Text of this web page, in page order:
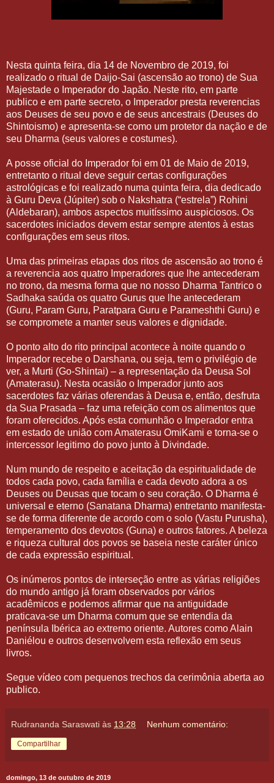
Nesta quinta feira, dia 14 de Novembro de 2019, foi
realizado o ritual de Daijo-Sai (ascensão ao trono) de Sua
Majestade o Imperador do Japão. Neste rito, em parte
publico e em parte secreto, o Imperador presta reverencias
aos Deuses de seu povo e de seus ancestrais (Deuses do
Shintoismo) e apresenta-se como um protetor da nação e de
seu Dharma (seus valores e costumes).
A posse oficial do Imperador foi em 01 de Maio de 2019,
entretanto o ritual deve seguir certas configurações
astrológicas e foi realizado numa quinta feira, dia dedicado
à Guru Deva (Júpiter) sob o Nakshatra (“estrela”) Rohini
(Aldebaran), ambos aspectos muitíssimo auspiciosos. Os
sacerdotes iniciados devem estar sempre atentos à estas
configurações em seus ritos.
Uma das primeiras etapas dos ritos de ascensão ao trono é
a reverencia aos quatro Imperadores que lhe antecederam
no trono, da mesma forma que no nosso Dharma Tantrico o
Sadhaka saúda os quatro Gurus que lhe antecederam
(Guru, Param Guru, Paratpara Guru e Parameshthi Guru) e
se compromete a manter seus valores e dignidade.
O ponto alto do rito principal acontece à noite quando o
Imperador recebe o Darshana, ou seja, tem o privilégio de
ver, a Murti (Go-Shintai) – a representação da Deusa Sol
(Amaterasu). Nesta ocasião o Imperador junto aos
sacerdotes faz várias oferendas à Deusa e, então, desfruta
da Sua Prasada – faz uma refeição com os alimentos que
foram oferecidos. Após esta comunhão o Imperador entra
em estado de união com Amaterasu OmiKami e torna-se o
intercessor legitimo do povo junto à Divindade.
Num mundo de respeito e aceitação da espiritualidade de
todos cada povo, cada família e cada devoto adora a os
Deuses ou Deusas que tocam o seu coração. O Dharma é
universal e eterno (Sanatana Dharma) entretanto manifesta-
se de forma diferente de acordo com o solo (Vastu Purusha),
temperamento dos devotos (Guna) e outros fatores. A beleza
e riqueza cultural dos povos se baseia neste caráter único
de cada expressão espiritual.
Os inúmeros pontos de interseção entre as várias religiões
do mundo antigo já foram observados por vários
acadêmicos e podemos afirmar que na antiguidade
praticava-se um Dharma comum que se entendia da
península Ibérica ao extremo oriente. Autores como Alain
Daniélou e outros desenvolvem esta reflexão em seus
livros.
Segue vídeo com pequenos trechos da cerimônia aberta ao
publico.
Rudrananda Saraswati às 13:28 Nenhum comentário:
Compartilhar
domingo, 13 de outubro de 2019